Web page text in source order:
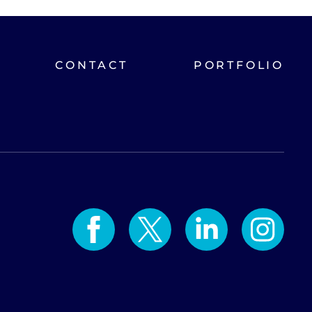
CONTACT PORTFOLIO